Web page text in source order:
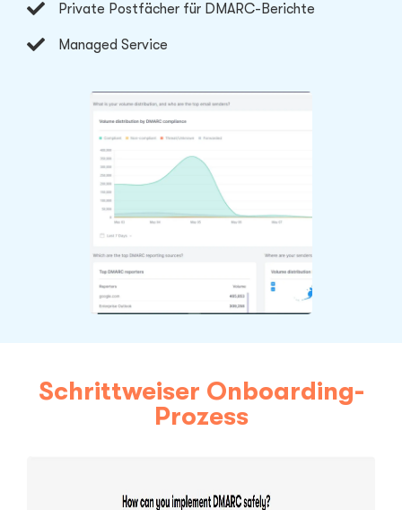
Private Postfächer für DMARC-Berichte
Managed Service
Schrittweiser Onboarding-
Prozess